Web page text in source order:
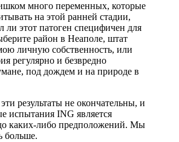
много переменных, которые
на этой ранней стадии,
ли этот патоген специфичен для
район в Неаполе, штат
личную собственность, или
регулярно и безвредно
, под дождем и на природе в
эти результаты не окончательны, и
испытания ING является
каких-либо предположений. Мы
больше.